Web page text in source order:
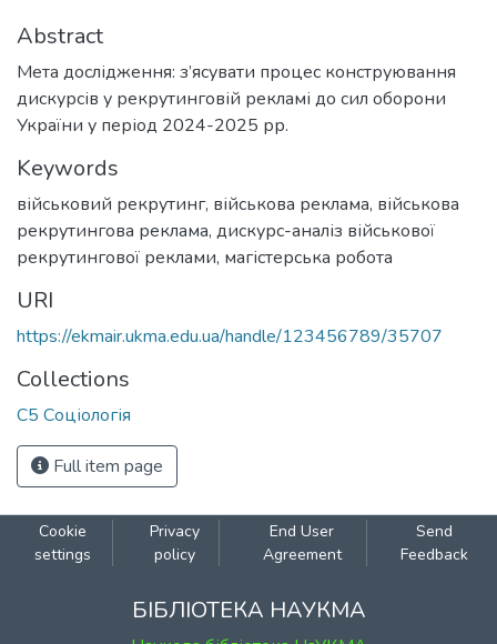
Abstract
Мета дослідження: з’ясувати процес конструювання
дискурсів у рекрутинговій рекламі до сил оборони
України у період 2024-2025 рр.
Keywords
військовий рекрутинг, військова реклама, військова
рекрутингова реклама, дискурс-аналіз військової
рекрутингової реклами, магістерська робота
URI
https://ekmair.ukma.edu.ua/handle/123456789/35707
Collections
С5 Соціологія
Full item page
Cookie
settings
Privacy
policy
End User
Agreement
Send
Feedback
БІБЛІОТЕКА НАУКМА